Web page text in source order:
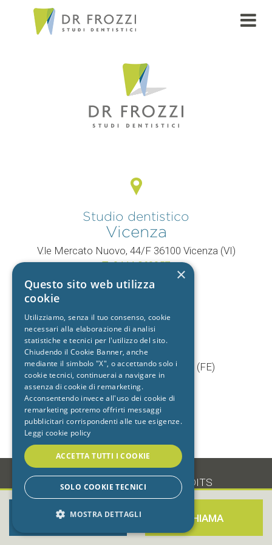
Studio dentistico
Vicenza
V.le Mercato Nuovo, 44/F 36100 Vicenza (VI)
T.0444 960057
+39 392 9402704
Studio dentistico
Cento
Via Baruffaldi, 5/1 44042 Cento (FE)
T.051 903603
+39 333 7722725
•PRIVACY•COOKIE CREDITS
PRENOTA ORA CHIAMA
×
Questo sito web utilizza
cookie
Utilizziamo, senza il tuo consenso, cookie
necessari alla elaborazione di analisi
statistiche e tecnici per l'utilizzo del sito.
Chiudendo il Cookie Banner, anche
mediante il simbolo "X", o accettando solo i
cookie tecnici, continuerai a navigare in
assenza di cookie di remarketing.
Acconsentendo invece all'uso dei cookie di
remarketing potremo offrirti messaggi
pubblicitari corrispondenti alle tue esigenze.
Leggi cookie policy
ACCETTA TUTTI I COOKIE
SOLO COOKIE TECNICI
MOSTRA DETTAGLI
STRETTAMENTE NECESSARI